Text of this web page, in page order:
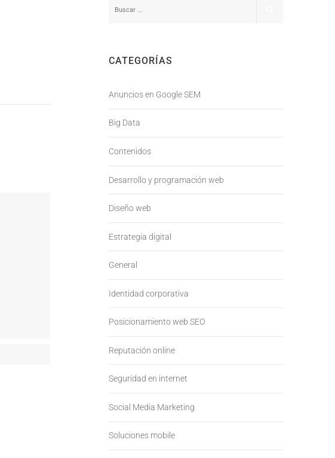
CATEGORÍAS
Anuncios en Google SEM
Big Data
Contenidos
Desarrollo y programación web
Diseño web
Estrategia digital
General
Identidad corporativa
Posicionamiento web SEO
Reputación online
Seguridad en internet
Social Media Marketing
Soluciones mobile